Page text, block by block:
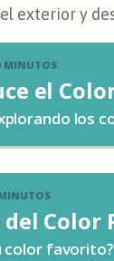
exterior y
MINUTOS
el
los
del Color
color favorito?